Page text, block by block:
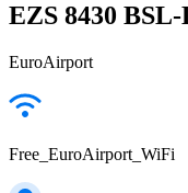
EZS 8430
EuroAirport
Free_EuroAirport_WiFi